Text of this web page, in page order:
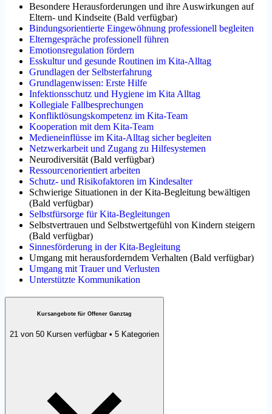
Besondere Herausforderungen und ihre Auswirkungen auf
Eltern- und Kindseite (Bald verfügbar)
Bindungsorientierte Eingewöhnung professionell begleiten
Elterngespräche professionell führen
Emotionsregulation fördern
Esskultur und gesunde Routinen im Kita-Alltag
Grundlagen der Selbsterfahrung
Grundlagenwissen: Erste Hilfe
Infektionsschutz und Hygiene im Kita Alltag
Kollegiale Fallbesprechungen
Konfliktlösungskompetenz im Kita-Team
Kooperation mit dem Kita-Team
Medieneinflüsse im Kita-Alltag sicher begleiten
Netzwerkarbeit und Zugang zu Hilfesystemen
Neurodiversität (Bald verfügbar)
Ressourcenorientiert arbeiten
Schutz- und Risikofaktoren im Kindesalter
Schwierige Situationen in der Kita-Begleitung bewältigen
(Bald verfügbar)
Selbstfürsorge für Kita-Begleitungen
Selbstvertrauen und Selbstwertgefühl von Kindern steigern
(Bald verfügbar)
Sinnesförderung in der Kita-Begleitung
Umgang mit herausforderndem Verhalten (Bald verfügbar)
Umgang mit Trauer und Verlusten
Unterstützte Kommunikation
Kursangebote für Offener Ganztag
21 von 50 Kursen verfügbar • 5 Kategorien